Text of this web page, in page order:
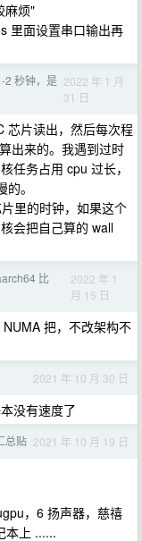
麻烦"
里面设置串口输出再
2 秒钟，是 2022 年 1 月
31 日
芯片读出，然后每次程
出来的。我遇到过时
任务占用 cpu 过长，
。
里的时钟，如果这个
会把自己算的 wall
比
2022 年 1
月 15 日
把，不改架构不
2021 年 10 月 30 日
没有速度了
总贴 2021 年 10 月 19 日
，6 扬声器，慈禧
本上 ......